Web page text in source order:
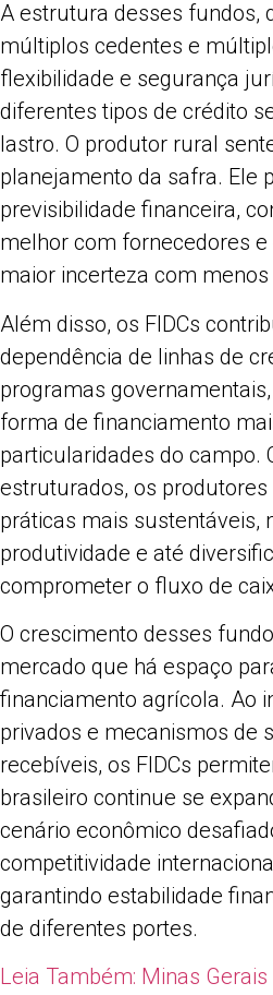
A estrutura desses fundos,
múltiplos cedentes e
flexibilidade e segurança
diferentes tipos de crédito
lastro. O produtor rural
planejamento da safra. Ele
previsibilidade financeira,
melhor com fornecedores
maior incerteza com menos
Além disso, os FIDCs
dependência de linhas de
programas
forma de financiamento
particularidades do campo.
estruturados, os
práticas mais sustentáveis,
produtividade e até
comprometer o fluxo de
O crescimento desses
mercado que há espaço
financiamento agrícola. Ao
privados e mecanismos de
recebíveis, os FIDCs
brasileiro continue se
cenário econômico
competitividade
garantindo estabilidade
de diferentes portes.
Leia Também: Minas